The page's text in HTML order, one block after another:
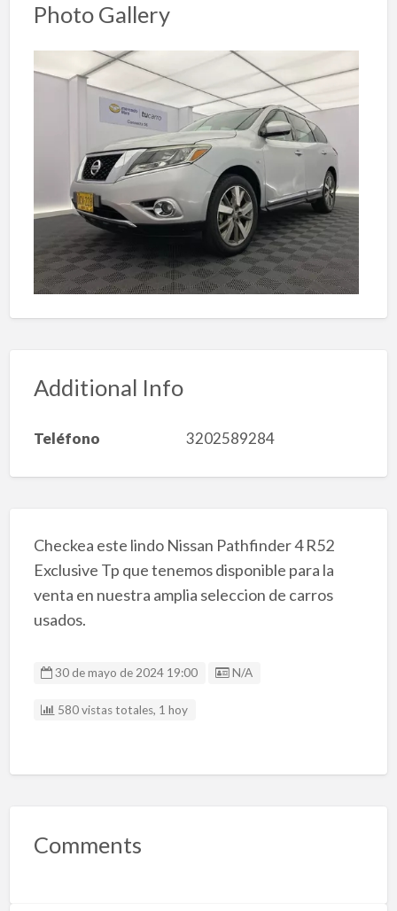
Photo Gallery
Additional Info
Teléfono 3202589284
Checkea este lindo Nissan Pathfinder 4 R52
Exclusive Tp que tenemos disponible para la
venta en nuestra amplia seleccion de carros
usados.
30 de mayo de 2024 19:00 Listing ID
N/A
580 vistas totales, 1 hoy
Comments